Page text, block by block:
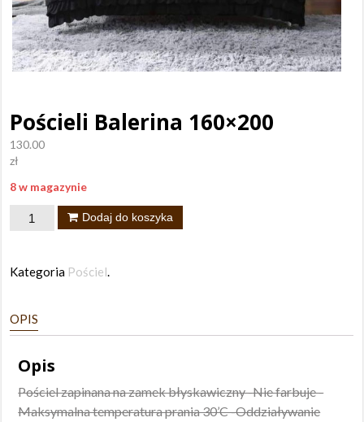
Pościeli Balerina 160×200
130.00
zł
8 w magazynie
ilość
160x200
Dodaj do koszyka
Kategoria Pościel.
OPIS
Opis
Pościel zapinana na zamek błyskawiczny -Nie farbuje -
Maksymalna temperatura prania 30’C -Oddziaływanie